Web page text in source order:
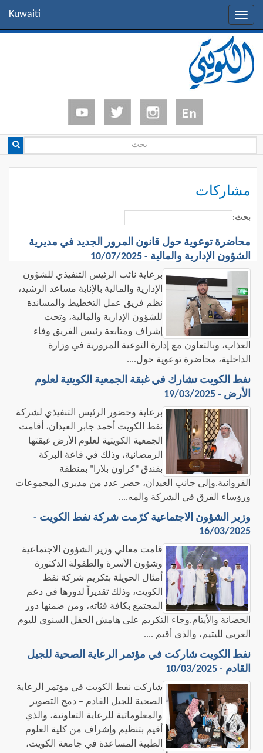
Toggle
navigation
Kuwaiti
مشاركات
بحث:
محاضرة توعوية حول قانون المرور الجديد في مديرية
الشؤون الإدارية والمالية - 10/07/2025
​برعاية نائب الرئيس التنفيذي للشؤون
الإدارية والمالية بالإنابة مساعد الرشيد،
نظم فريق عمل التخطيط والمساندة
للشؤون الإدارية والمالية، وتحت
إشراف ومتابعة رئيس الفريق وفاء
العذاب، وبالتعاون مع إدارة التوعية المرورية في وزارة
الداخلية، محاضرة توعوية حول....
نفط الكويت تشارك في غبقة الجمعية الكويتية لعلوم
الأرض - 19/03/2025
​برعاية وحضور الرئيس التنفيذي لشركة
نفط الكويت أحمد جابر العيدان، أقامت
الجمعية الكويتية لعلوم الأرض غبقتها
الرمضانية، وذلك في قاعة البركة
بفندق "كراون بلازا" بمنطقة
الفروانية.وإلى جانب العيدان، حضر عدد من مديري المجموعات
ورؤساء الفرق في الشركة والمه....
وزير الشؤون الاجتماعية كرّمت شركة نفط الكويت -
16/03/2025
​قامت معالي وزير الشؤون الاجتماعية
وشؤون الأسرة والطفولة الدكتورة
أمثال الحويلة بتكريم شركة نفط
الكويت، وذلك تقديراً لدورها في دعم
المجتمع بكافة فئاته، ومن ضمنها دور
الحضانة والأيتام.وجاء التكريم على هامش الحفل السنوي لليوم
العربي لليتيم، والذي أقيم ....
نفط الكويت شاركت في مؤتمر الرعاية الصحية للجيل
القادم - 10/03/2025
​شاركت نفط الكويت في مؤتمر الرعاية
الصحية للجيل القادم – دمج التصوير
والمعلوماتية للرعاية التعاونية، والذي
أقيم بتنظيم وإشراف من كلية العلوم
الطبية المساعدة في جامعة الكويت،